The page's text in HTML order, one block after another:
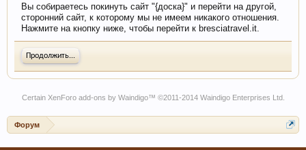
Вы собираетесь покинуть сайт "{доска}" и перейти на другой,
сторонний сайт, к которому мы не имеем никакого отношения.
Нажмите на кнопку ниже, чтобы перейти к bresciatravel.it.
Продолжить...
Certain XenForo add-ons by Waindigo™ ©2011-2014 Waindigo Enterprises Ltd.
Форум